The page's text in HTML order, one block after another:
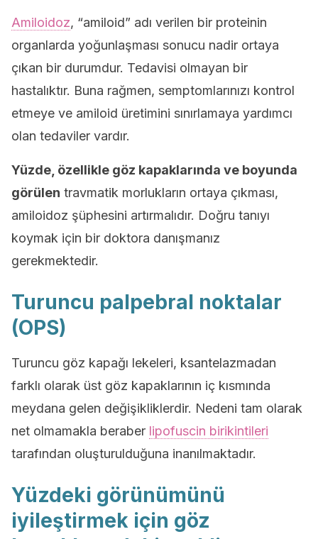
Amiloidoz, “amiloid” adı verilen bir proteinin
organlarda yoğunlaşması sonucu nadir ortaya
çıkan bir durumdur. Tedavisi olmayan bir
hastalıktır. Buna rağmen, semptomlarınızı kontrol
etmeye ve amiloid üretimini sınırlamaya yardımcı
olan tedaviler vardır.
Yüzde, özellikle göz kapaklarında ve boyunda
görülen travmatik morlukların ortaya çıkması,
amiloidoz şüphesini artırmalıdır. Doğru tanıyı
koymak için bir doktora danışmanız
gerekmektedir.
Turuncu palpebral noktalar
(OPS)
Turuncu göz kapağı lekeleri, ksantelazmadan
farklı olarak üst göz kapaklarının iç kısmında
meydana gelen değişikliklerdir. Nedeni tam olarak
net olmamakla beraber lipofuscin birikintileri
tarafından oluşturulduğuna inanılmaktadır.
Yüzdeki görünümünü
iyileştirmek için göz